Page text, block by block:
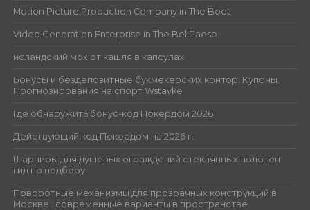
Motion Picture Production Company in The Boot
Video Generation Enterprise in The Bel Paese
исландский мох от кашля в капсулах
Бонусы и бездепозитные букмекерских контор. Купоны.
Прогнозирования на спорт Wstavke
Где обнаружить бонус-код Покердом 2026
Действующий код Покердом на 2026 г.
Шарниры для душевых ограждений стеклянных полотен:
гид по подбору
Поворотные механизмы для прозрачных конструкций в
Москве : современные варианты в пространстве